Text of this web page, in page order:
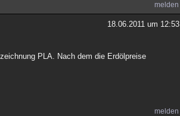
melden
18.06.2011 um 12:53
PLA. Nach dem die Erdölpreise
melden